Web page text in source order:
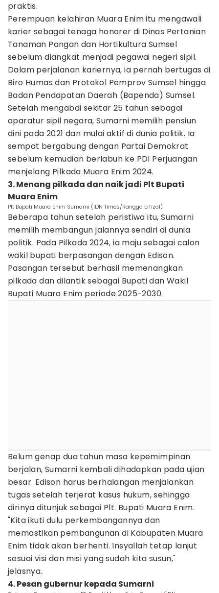
praktis.
Perempuan kelahiran Muara Enim itu mengawali
karier sebagai tenaga honorer di Dinas Pertanian
Tanaman Pangan dan Hortikultura Sumsel
sebelum diangkat menjadi pegawai negeri sipil.
Dalam perjalanan kariernya, ia pernah bertugas di
Biro Humas dan Protokol Pemprov Sumsel hingga
Badan Pendapatan Daerah (Bapenda) Sumsel.
Setelah mengabdi sekitar 25 tahun sebagai
aparatur sipil negara, Sumarni memilih pensiun
dini pada 2021 dan mulai aktif di dunia politik. Ia
sempat bergabung dengan Partai Demokrat
sebelum kemudian berlabuh ke PDI Perjuangan
menjelang Pilkada Muara Enim 2024.
3. Menang pilkada dan naik jadi Plt Bupati
Muara Enim
Plt Bupati Muara Enim Sumarni (IDN Times/Rangga Erfizal)
Beberapa tahun setelah peristiwa itu, Sumarni
memilih membangun jalannya sendiri di dunia
politik. Pada Pilkada 2024, ia maju sebagai calon
wakil bupati berpasangan dengan Edison.
Pasangan tersebut berhasil memenangkan
pilkada dan dilantik sebagai Bupati dan Wakil
Bupati Muara Enim periode 2025-2030.
Belum genap dua tahun masa kepemimpinan
berjalan, Sumarni kembali dihadapkan pada ujian
besar. Edison harus berhalangan menjalankan
tugas setelah terjerat kasus hukum, sehingga
dirinya ditunjuk sebagai Plt. Bupati Muara Enim.
"Kita ikuti dulu perkembangannya dan
memastikan pembangunan di Kabupaten Muara
Enim tidak akan berhenti. Insyallah tetap lanjut
sesuai visi dan misi yang sudah kita susun,"
jelasnya.
4. Pesan gubernur kepada Sumarni